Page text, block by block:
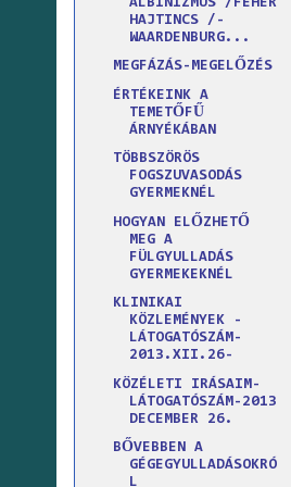
HAJTINCS /-
WAARDENBURG...
MEGFÁZÁS-MEGELŐZÉS
ÉRTÉKEINK A
TEMETŐFŰ
ÁRNYÉKÁBAN
TÖBBSZÖRÖS
FOGSZUVASODÁS
GYERMEKNÉL
HOGYAN ELŐZHETŐ
MEG A
FÜLGYULLADÁS
GYERMEKEKNÉL
KLINIKAI
KÖZLEMÉNYEK -
LÁTOGATÓSZÁM-
2013.XII.26-
KÖZÉLETI IRÁSAIM-
LÁTOGATÓSZÁM-2013
DECEMBER 26.
BŐVEBBEN A
GÉGEGYULLADÁSOKRÓ
L